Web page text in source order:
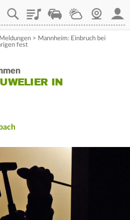
PlaylistStaupilotWetterWebcam
> Mannheim: Einbruch bei
fest
IN